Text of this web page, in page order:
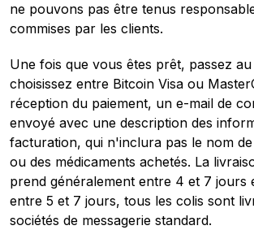
ne pouvons pas être tenus
commises par les clients.
Une fois que vous êtes prêt, passez
choisissez entre Bitcoin Visa ou
réception du paiement, un e-mail de
envoyé avec une description des
facturation, qui n'inclura pas le nom
ou des médicaments achetés. La
prend généralement entre 4 et 7 jours
entre 5 et 7 jours, tous les colis sont
sociétés de messagerie standard.